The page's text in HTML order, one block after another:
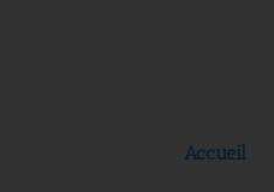
Accueil